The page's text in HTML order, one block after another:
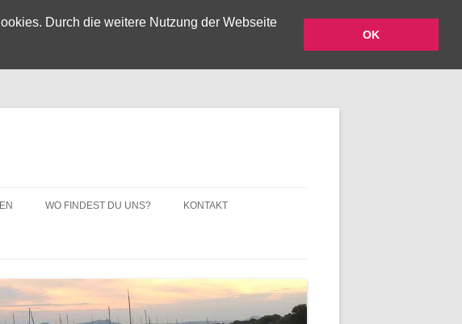
Durch die weitere Nutzung der Webseite
OK
WO FINDEST DU UNS? KONTAKT